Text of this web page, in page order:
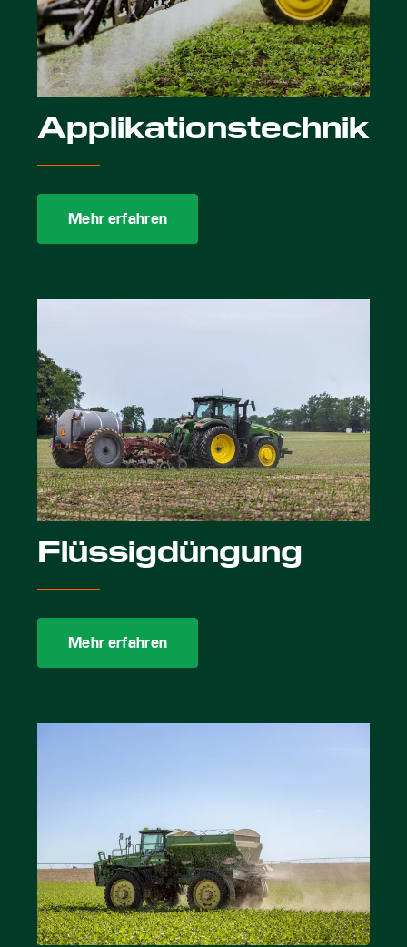
Applikationstechnik
Mehr erfahren
Flüssigdüngung
Mehr erfahren